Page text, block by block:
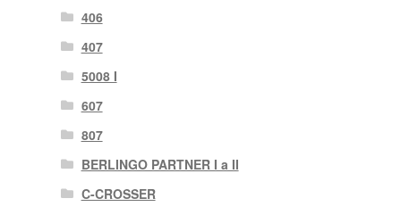
406
407
5008 I
607
807
BERLINGO PARTNER I a II
C-CROSSER